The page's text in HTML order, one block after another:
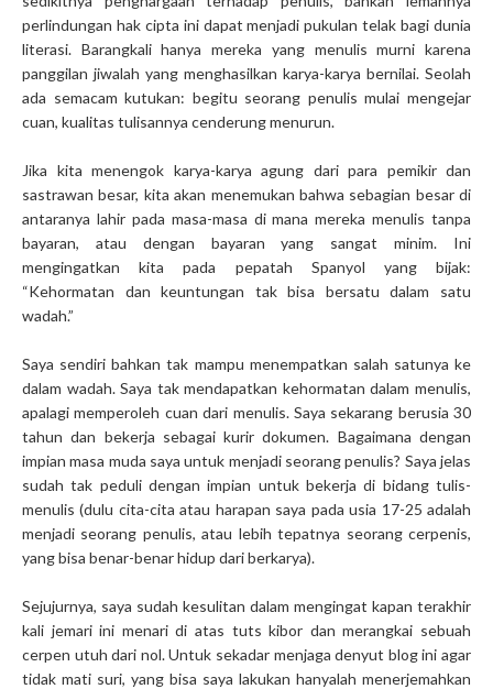
perlindungan hak cipta ini dapat menjadi pukulan telak bagi dunia
literasi. Barangkali hanya mereka yang menulis murni karena
panggilan jiwalah yang menghasilkan karya-karya bernilai. Seolah
ada semacam kutukan: begitu seorang penulis mulai mengejar
cuan, kualitas tulisannya cenderung menurun.
Jika kita menengok karya-karya agung dari para pemikir dan
sastrawan besar, kita akan menemukan bahwa sebagian besar di
antaranya lahir pada masa-masa di mana mereka menulis tanpa
bayaran, atau dengan bayaran yang sangat minim. Ini
mengingatkan kita pada pepatah Spanyol yang bijak:
“Kehormatan dan keuntungan tak bisa bersatu dalam satu
wadah.”
Saya sendiri bahkan tak mampu menempatkan salah satunya ke
dalam wadah. Saya tak mendapatkan kehormatan dalam menulis,
apalagi memperoleh cuan dari menulis. Saya sekarang berusia 30
tahun dan bekerja sebagai kurir dokumen. Bagaimana dengan
impian masa muda saya untuk menjadi seorang penulis? Saya jelas
sudah tak peduli dengan impian untuk bekerja di bidang tulis-
menulis (dulu cita-cita atau harapan saya pada usia 17-25 adalah
menjadi seorang penulis, atau lebih tepatnya seorang cerpenis,
yang bisa benar-benar hidup dari berkarya).
Sejujurnya, saya sudah kesulitan dalam mengingat kapan terakhir
kali jemari ini menari di atas tuts kibor dan merangkai sebuah
cerpen utuh dari nol. Untuk sekadar menjaga denyut blog ini agar
tidak mati suri, yang bisa saya lakukan hanyalah menerjemahkan